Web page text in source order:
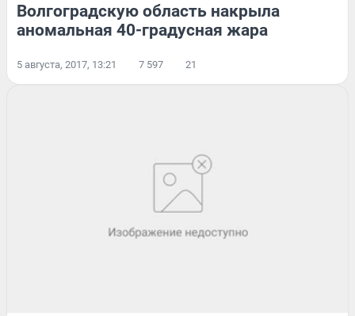
Волгоградскую область накрыла
аномальная 40-градусная жара
5 августа, 2017, 13:21 7 597 21